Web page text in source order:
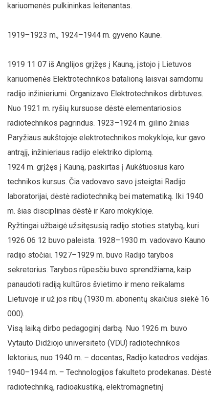
kariuomenės pulkininkas leitenantas.
1919–1923 m., 1924–1944 m. gyveno Kaune.
1919 11 07 iš Anglijos grįžęs į Kauną, įstojo į Lietuvos
kariuomenės Elektrotechnikos batalioną laisvai samdomu
radijo inžinieriumi. Organizavo Elektrotechnikos dirbtuves.
Nuo 1921 m. ryšių kursuose dėstė elementariosios
radiotechnikos pagrindus. 1923–1924 m. gilino žinias
Paryžiaus aukštojoje elektrotechnikos mokykloje, kur gavo
antrąjį, inžinieriaus radijo elektriko diplomą.
1924 m. grįžęs į Kauną, paskirtas į Aukštuosius karo
technikos kursus. Čia vadovavo savo įsteigtai Radijo
laboratorijai, dėstė radiotechniką bei matematiką. Iki 1940
m. šias disciplinas dėstė ir Karo mokykloje.
Ryžtingai užbaigė užsitęsusią radijo stoties statybą, kuri
1926 06 12 buvo paleista. 1928–1930 m. vadovavo Kauno
radijo stočiai. 1927–1929 m. buvo Radijo tarybos
sekretorius. Tarybos rūpesčiu buvo sprendžiama, kaip
panaudoti radiją kultūros švietimo ir meno reikalams
Lietuvoje ir už jos ribų (1930 m. abonentų skaičius siekė 16
000).
Visą laiką dirbo pedagoginį darbą. Nuo 1926 m. buvo
Vytauto Didžiojo universiteto (VDU) radiotechnikos
lektorius, nuo 1940 m. – docentas, Radijo katedros vedėjas.
1940–1944 m. – Technologijos fakulteto prodekanas. Dėstė
radiotechniką, radioakustiką, elektromagnetinį